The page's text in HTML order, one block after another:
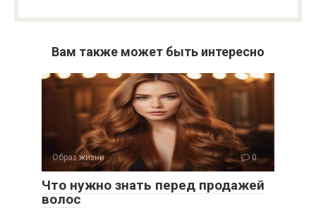
Вам также может быть интересно
Образ жизни 0
Что нужно знать перед продажей
волос